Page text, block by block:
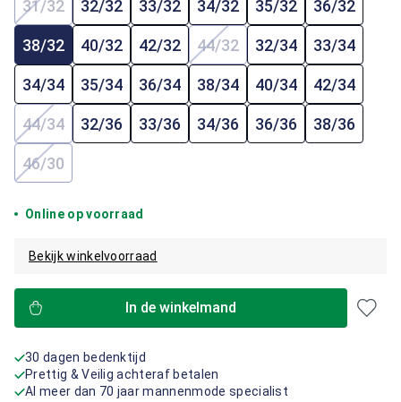
31/32(Deze optie is momenteel niet beschikbaar.)
32/32 33/32 34/32 35/32 36/32
38/32 40/32 42/32 44/32(Deze optie is momenteel
32/34 33/34
34/34 35/34 36/34 38/34 40/34 42/34
44/34(Deze optie is momenteel niet beschikbaar.)
32/36 33/36 34/36 36/36 38/36
46/30(Deze optie is momenteel niet beschikbaar.)
Online op voorraad
Bekijk winkelvoorraad
In de winkelmand
30 dagen bedenktijd
Prettig & Veilig achteraf betalen
Al meer dan 70 jaar mannenmode specialist